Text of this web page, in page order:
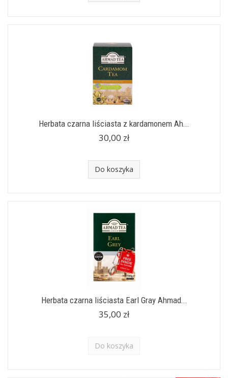
Herbata czarna liściasta z kardamonem Ah...
30,00 zł
Do koszyka
Herbata czarna liściasta Earl Gray Ahmad...
35,00 zł
Do koszyka